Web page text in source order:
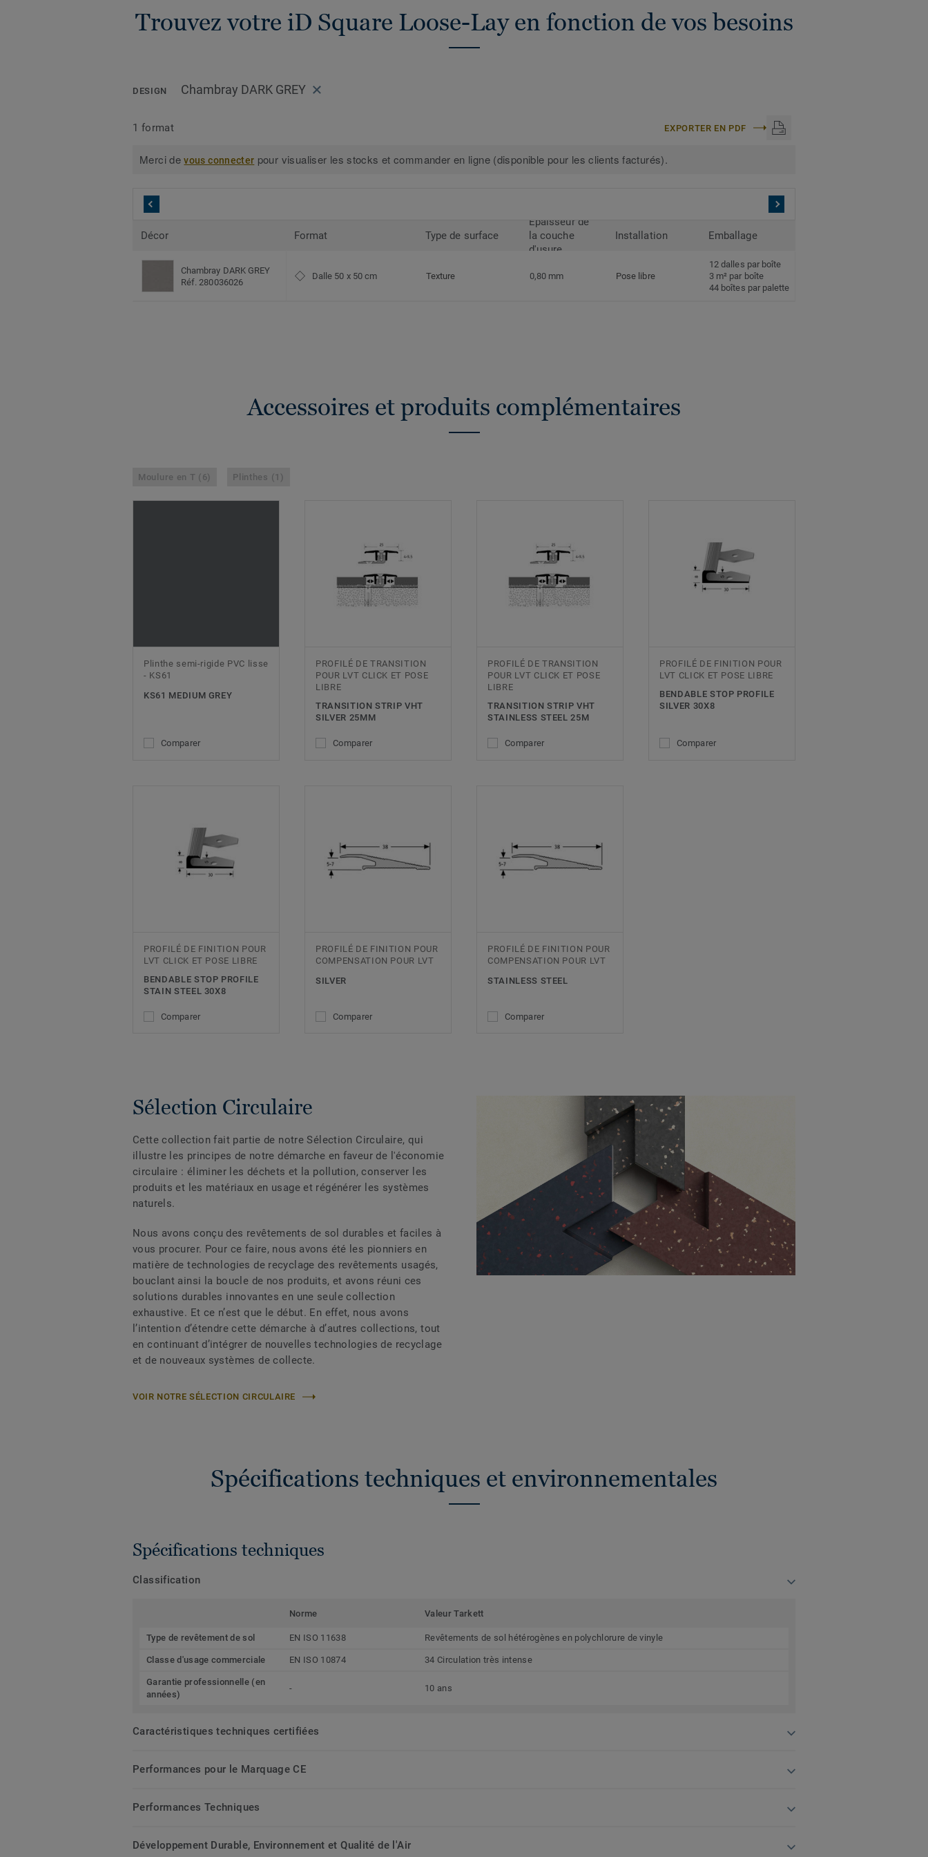
Trouvez votre iD Square Loose-Lay en fonction de vos besoins
DESIGN Chambray DARK GREY
1 format EXPORTER EN PDF
Merci devous connecter pour visualiser les stocks et commander en ligne (disponible pour les clients facturés).
Décor Format Type de surface
Epaisseur de
la couche
d'usure
Installation Emballage
Chambray DARK GREY
Réf. 280036026
Dalle 50 x 50 cm Texture 0,80 mm Pose libre
12 dalles par boîte
3 m² par boîte
44 boîtes par palette
Accessoires et produits complémentaires
Moulure en T (6) Plinthes (1)
Plinthe semi-rigide PVC lisse
- KS61
KS61 MEDIUM GREY
Comparer
PROFILÉ DE TRANSITION
POUR LVT CLICK ET POSE
LIBRE
TRANSITION STRIP VHT
SILVER 25MM
Comparer
PROFILÉ DE TRANSITION
POUR LVT CLICK ET POSE
LIBRE
TRANSITION STRIP VHT
STAINLESS STEEL 25M
Comparer
PROFILÉ DE FINITION POUR
LVT CLICK ET POSE LIBRE
BENDABLE STOP PROFILE
SILVER 30X8
Comparer
PROFILÉ DE FINITION POUR
LVT CLICK ET POSE LIBRE
BENDABLE STOP PROFILE
STAIN STEEL 30X8
Comparer
PROFILÉ DE FINITION POUR
COMPENSATION POUR LVT
SILVER
Comparer
PROFILÉ DE FINITION POUR
COMPENSATION POUR LVT
STAINLESS STEEL
Comparer
Sélection Circulaire
Cette collection fait partie de notre Sélection Circulaire, qui
illustre les principes de notre démarche en faveur de l'économie
circulaire : éliminer les déchets et la pollution, conserver les
produits et les matériaux en usage et régénérer les systèmes
naturels.
Nous avons conçu des revêtements de sol durables et faciles à
vous procurer. Pour ce faire, nous avons été les pionniers en
matière de technologies de recyclage des revêtements usagés,
bouclant ainsi la boucle de nos produits, et avons réuni ces
solutions durables innovantes en une seule collection
exhaustive. Et ce n’est que le début. En effet, nous avons
l’intention d’étendre cette démarche à d’autres collections, tout
en continuant d’intégrer de nouvelles technologies de recyclage
et de nouveaux systèmes de collecte.
VOIR NOTRE SÉLECTION CIRCULAIRE
Spécifications techniques et environnementales
Spécifications techniques
Classification
Norme Valeur Tarkett
Type de revêtement de sol EN ISO 11638 Revêtements de sol hétérogènes en polychlorure de vinyle
Classe d'usage commerciale EN ISO 10874 34 Circulation très intense
Garantie professionnelle (en
années)
- 10 ans
Caractéristiques techniques certifiées
Performances pour le Marquage CE
Performances Techniques
Développement Durable, Environnement et Qualité de l'Air